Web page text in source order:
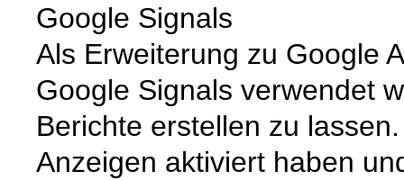
Google Signals
Als Erweiterung zu Google
Google Signals verwendet
Berichte erstellen zu
Anzeigen aktiviert haben